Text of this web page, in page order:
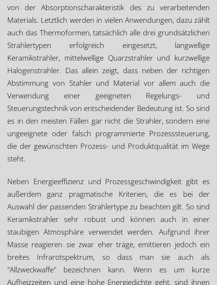
von der Absorptionscharakteristik des zu verarbeitenden
Materials. Letztlich werden in vielen Anwendungen, dazu zählt
auch das Thermoformen, tatsächlich alle drei grundsätzlichen
Strahlertypen erfolgreich eingesetzt, langwellige
Keramikstrahler, mittelwellige Quarzstrahler und kurzwellige
Halogenstrahler. Das allein zeigt, dass neben der richtigen
Abstimmung von Stahler und Material vor allem auch die
Verwendung einer geeigneten Regelungs- und
Steuerungstechnik von entscheidender Bedeutung ist. So sind
es in den meisten Fällen gar nicht die Strahler, sondern eine
ungeeignete oder falsch programmierte Prozesssteuerung,
die der gewünschten Prozess- und Produktqualität im Wege
steht.
Neben Energieeffizienz und Prozessgeschwindigkeit gibt es
außerdem ganz pragmatische Kriterien, die es bei der
Auswahl der passenden Strahlertype zu beachten gilt. So sind
Keramikstrahler sehr robust und können auch in einer
staubigen Atmosphäre verwendet werden. Aufgrund ihrer
Masse reagieren sie zwar eher träge, emittieren jedoch ein
breites Infrarotspektrum, so dass man sie auch als
"Allzweckwaffe" bezeichnen kann. Wenn es um kurze
Aufheizzeiten und eine hohe Energiedichte geht, sind ihnen